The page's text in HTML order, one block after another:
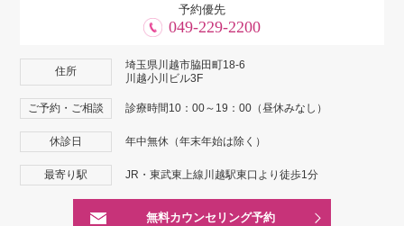
予約優先
049-229-2200
住所
埼玉県川越市脇田町18-6
川越小川ビル3F
ご予約・ご相談 診療時間10：00～19：00（昼休みなし）
休診日 年中無休（年末年始は除く）
最寄り駅 JR・東武東上線川越駅東口より徒歩1分
無料カウンセリング予約